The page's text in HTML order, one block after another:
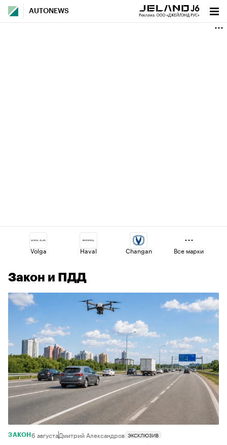
AUTONEWS
Volga Haval Changan
Omoda
Jaecoo Esteo Lada
Все марки
Закон и ПДД
ЗАКОН 6 августаДмитрий Александров ЭКСКЛЮЗИВ